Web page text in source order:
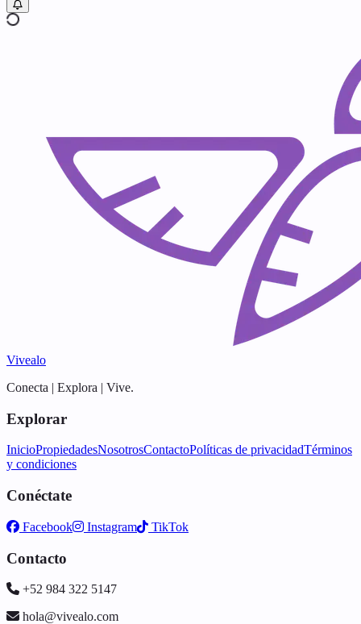
Vivealo
Conecta | Explora | Vive.
Explorar
InicioPropiedadesNosotrosContactoPolíticas de privacidadTérminos
y condiciones
Conéctate
Facebook Instagram TikTok
Contacto
+52 984 322 5147
hola@vivealo.com